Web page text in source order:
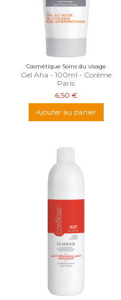
Cosmétique Soins du visage
Gel Aha - 100ml - Corème
Paris
6,50 €
Ajouter au panier